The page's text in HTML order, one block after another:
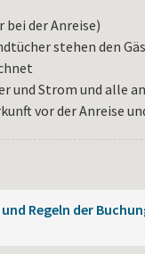
der Anreise)
stehen den
und Strom und alle
vor der Anreise
Regeln der